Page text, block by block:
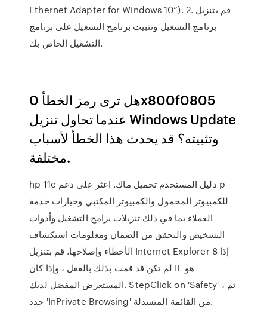
Ethernet Adapter for Windows 10”). 2. قم بتنزيل
برنامج التشغيل وتثبيت برنامج التشغيل على برنامج
التشغيل الخاص بك.
هل ترى رمز الخطأ 0x800f0805
عندما تحاول تنزيل Windows Update
وتثبيته؟ قد يحدث هذا الخطأ لأسباب
مختلفة.
hp 11c دليل المستخدم تحميل ماك. اعثر على دعم p
للكمبيوتر المحمول والكمبيوتر المكتبي وخيارات خدمة
العملاء بما في ذلك تنزيلات برامج التشغيل وأدوات
التشخيص والتحقق من الضمان ومعلومات استكشاف
الأخطاء وإصلاحها. قم بتنزيل Internet Explorer 8 إذا
لم تكن قد قمت بذلك بالفعل ، وإذا كان IE هو
المستعرض المفضل لديك. StepClick on 'Safety' ، ثم
حدد 'InPrivate Browsing' من القائمة المنسدلة.